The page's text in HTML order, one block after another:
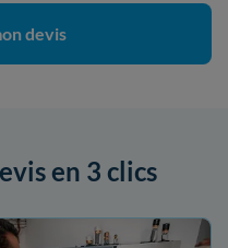
devis
en 3 clics